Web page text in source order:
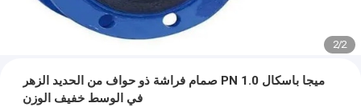
2/2
صمام فراشة ذو حواف من الحديد الزهر PN 1.0 ميجا باسكال
في الوسط خفيف الوزن